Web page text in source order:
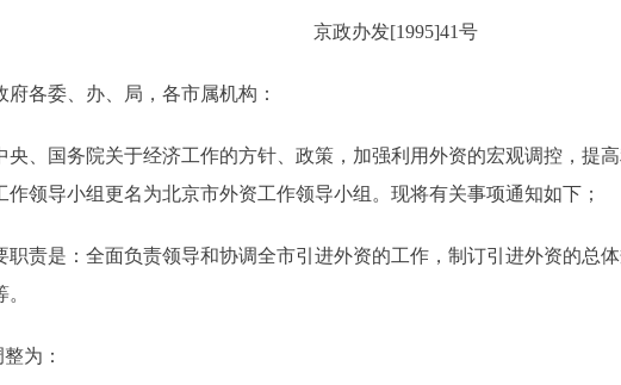
京政办发[1995]41号
各委、办、局，各市属机构：
国务院关于经济工作的方针、政策，加强利用外资的宏观调控，提
领导小组更名为北京市外资工作领导小组。现将有关事项通知如下；
是：全面负责领导和协调全市引进外资的工作，制订引进外资的总体
为：